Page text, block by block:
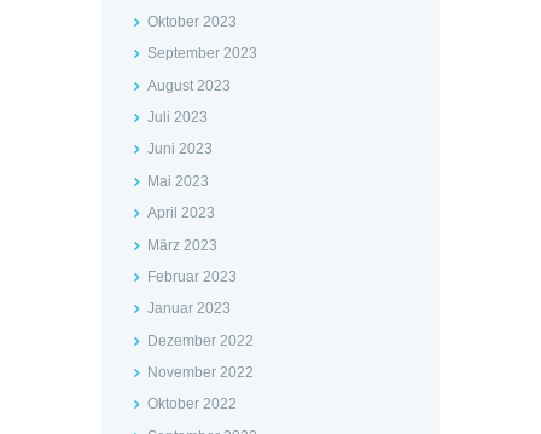
Oktober 2023
September 2023
August 2023
Juli 2023
Juni 2023
Mai 2023
April 2023
März 2023
Februar 2023
Januar 2023
Dezember 2022
November 2022
Oktober 2022